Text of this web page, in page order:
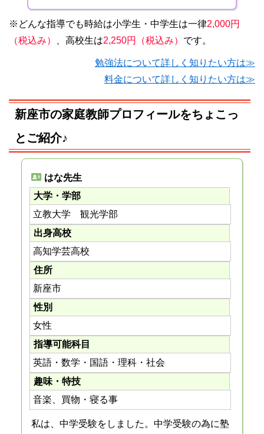
※どんな指導でも時給は小学生・中学生は一律2,000円
（税込み）
、高校生は2,250円（税込み） です。
勉強法について詳しく知りたい方は≫
料金について詳しく知りたい方は≫
新座市の家庭教師プロフィールをちょこっ
とご紹介♪
はな先生
大学・学部
立教大学 観光学部
出身高校
高知学芸高校
住所
新座市
性別
女性
指導可能科目
英語・数学・国語・理科・社会
趣味・特技
音楽、買物・寝る事
私は、中学受験をしました。中学受験の為に塾